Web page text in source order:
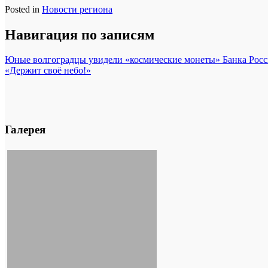
Posted in Новости региона
Навигация по записям
Юные волгоградцы увидели «космические монеты» Банка
«Держит своё небо!»
Галерея